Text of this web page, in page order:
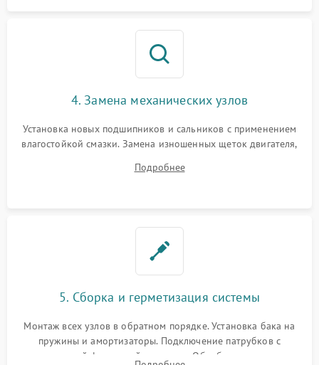
4. Замена механических узлов
Установка новых подшипников и сальников с применением
влагостойкой смазки. Замена изношенных щеток двигателя,
или поврежденной резиновой манжеты.
Подробнее
5. Сборка и герметизация системы
Монтаж всех узлов в обратном порядке. Установка бака на
пружины и амортизаторы. Подключение патрубков с
надежной фиксацией хомутами. Обработка стыков